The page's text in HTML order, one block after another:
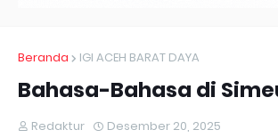
Beranda IGI ACEH BARAT DAYA
Bahasa-Bahasa di
Redaktur Desember 20, 2025